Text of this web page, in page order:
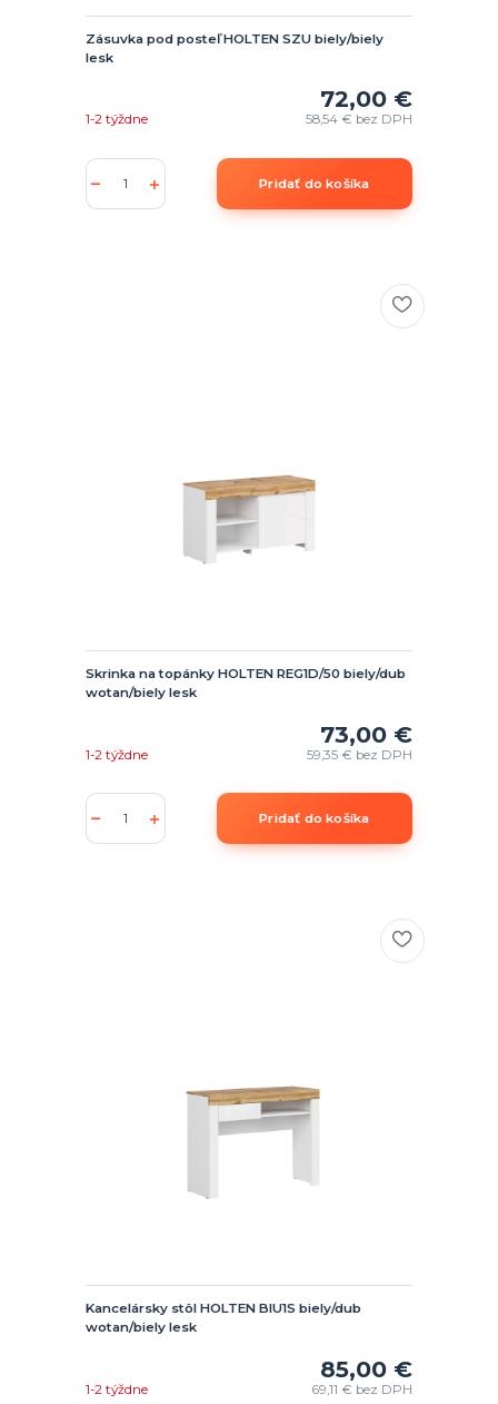
Zásuvka pod posteľ HOLTEN SZU biely/biely
lesk
72,00 €
58,54 € bez DPH
1-2 týždne
Pridať do košíka
Skrinka na topánky HOLTEN REG1D/50 biely/dub
wotan/biely lesk
73,00 €
59,35 € bez DPH
1-2 týždne
Pridať do košíka
Kancelársky stôl HOLTEN BIU1S biely/dub
wotan/biely lesk
85,00 €
69,11 € bez DPH
1-2 týždne